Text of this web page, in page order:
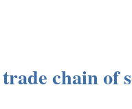
chain of